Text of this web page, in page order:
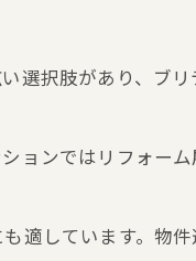
選択肢があり、ブ
ョンではリフォー
適しています。物